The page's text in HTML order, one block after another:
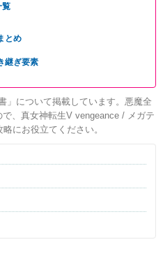
覧
とめ
継ぎ要素
」について掲載しています。悪魔全
、真女神転生V vengeance / メガテ
にお役立てください。